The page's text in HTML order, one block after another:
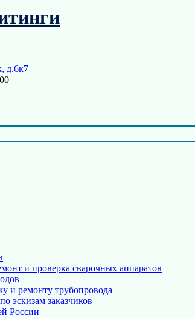
д.6к7
и проверка сварочных аппаратов
и ремонту трубопровода
эскизам заказчиков
России